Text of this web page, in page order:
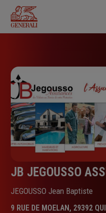
contenu
principal
JB JEGOUSSO
JEGOUSSO Jean Baptiste
9 RUE DE MOELAN, 29392